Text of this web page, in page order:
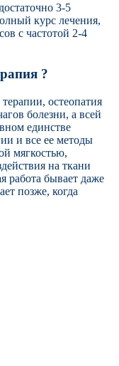
3-5
курс лечения,
с частотой 2-4
?
остеопатия
болезни, а всей
единстве
и все ее методы
мягкостью,
на ткани
работа бывает даже
позже, когда